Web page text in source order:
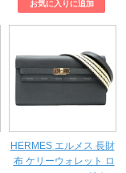
HERMES エルメス 長財
布 ケリーウォレット ロ